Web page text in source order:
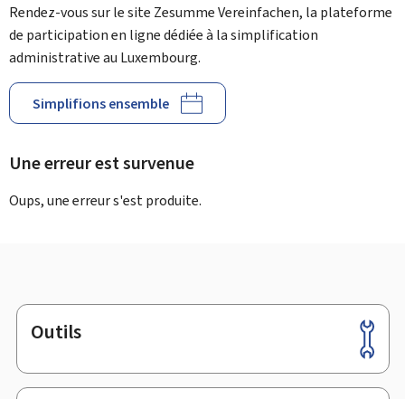
Rendez-vous sur le site Zesumme Vereinfachen, la plateforme
de participation en ligne dédiée à la simplification
administrative au Luxembourg.
Simplifions ensemble
Une erreur est survenue
Oups, une erreur s'est produite.
Pied
de
page
Outils